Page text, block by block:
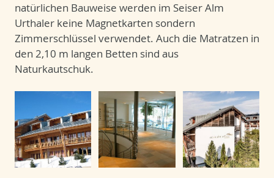
natürlichen Bauweise werden im Seiser Alm
Urthaler keine Magnetkarten sondern
Zimmerschlüssel verwendet. Auch die Matratzen in
den 2,10 m langen Betten sind aus
Naturkautschuk.